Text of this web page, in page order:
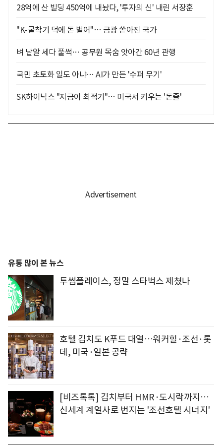
28억에 산 빌딩 450억에 내놨다, '투자의 신' 내린 서장훈
"K-굴착기 덕에 돈 벌어"… 금광 쏟아진 국가
벼 낱알 세다 풀썩… 공무원 목숨 앗아간 60년 관행
국민 초토화 일도 아냐… AI가 만든 '수퍼 무기'
SK하이닉스 "지금이 최적기"… 미국서 키우는 '돈줄'
유통 많이 본 뉴스
투썸플레이스, 정말 스타벅스 제쳤나
호텔 김치도 K푸드 대열…워커힐·조선·롯
데, 미국·일본 공략
[비즈톡톡] 김치부터 HMR·도시락까지…
신세계 계열사로 번지는 '조선호텔 시너지'